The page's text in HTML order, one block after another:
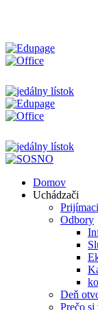
Domov
Uchádzači
Odbory
Deň
Prečo si